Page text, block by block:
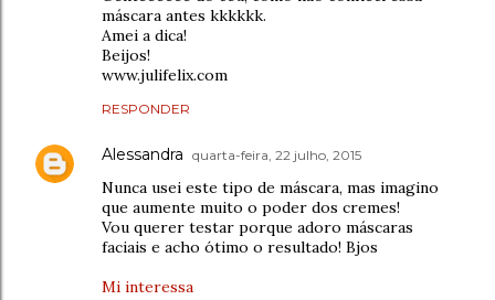
máscara antes kkkkkk.
Amei a dica!
Beijos!
www.julifelix.com
RESPONDER
Alessandra quarta-feira, 22 julho, 2015
Nunca usei este tipo de máscara, mas imagino
que aumente muito o poder dos cremes!
Vou querer testar porque adoro máscaras
faciais e acho ótimo o resultado! Bjos
Mi interessa